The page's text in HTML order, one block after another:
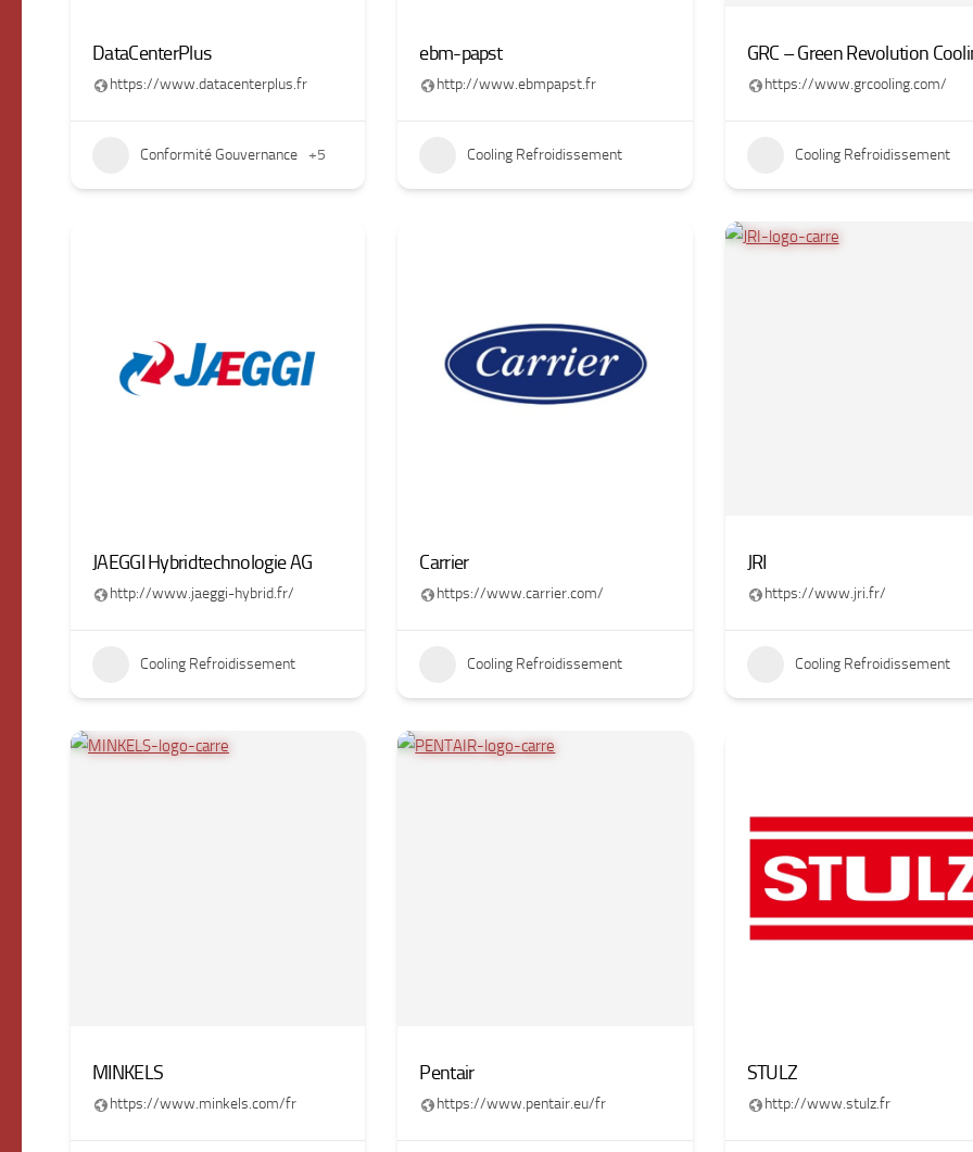
DataCenterPlus
https://www.datacenterplus.fr
Conformité Gouvernance +5
ebm-papst
http://www.ebmpapst.fr
Cooling Refroidissement
GRC – Green Revolution
https://www.grcooling.com/
Cooling Refroidissement
JAEGGI Hybridtechnologie AG
http://www.jaeggi-hybrid.fr/
Cooling Refroidissement
Carrier
https://www.carrier.com/
Cooling Refroidissement
JRI
https://www.jri.fr/
Cooling Refroidissement
MINKELS
https://www.minkels.com/fr
Pentair
https://www.pentair.eu/fr
STULZ
http://www.stulz.fr